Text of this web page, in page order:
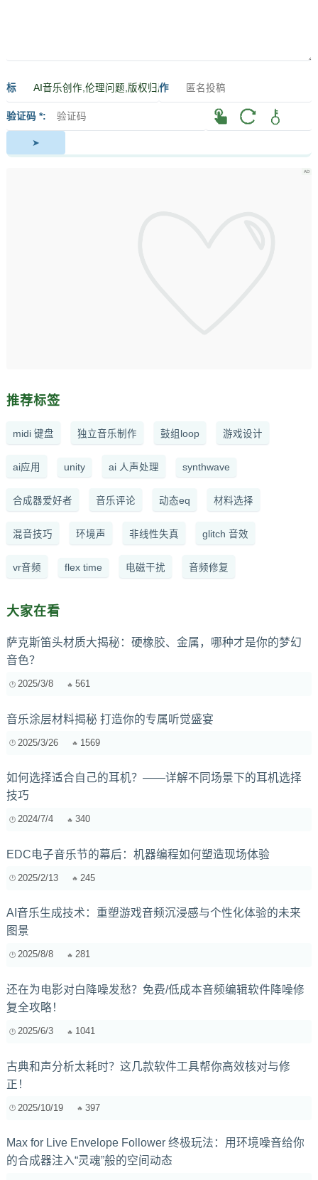
标
签
作
验证码 *
推荐标签
midi 键盘 独立音乐制作 鼓组loop 游戏设计
ai应用 unity ai 人声处理 synthwave
合成器爱好者 音乐评论 动态eq 材料选择
混音技巧 环境声 非线性失真 glitch 音效
vr音频 flex time 电磁干扰 音频修复
大家在看
萨克斯笛头材质大揭秘：硬橡胶、金属，哪种才是你的梦幻
音色？
2025/3/8 561
音乐涂层材料揭秘 打造你的专属听觉盛宴
2025/3/26 1569
如何选择适合自己的耳机？——详解不同场景下的耳机选择
技巧
2024/7/4 340
EDC电子音乐节的幕后：机器编程如何塑造现场体验
2025/2/13 245
AI音乐生成技术：重塑游戏音频沉浸感与个性化体验的未来
图景
2025/8/8 281
还在为电影对白降噪发愁？免费/低成本音频编辑软件降噪修
复全攻略！
2025/6/3 1041
古典和声分析太耗时？这几款软件工具帮你高效核对与修
正！
2025/10/19 397
Max for Live Envelope Follower 终极玩法：用环境噪音给你
的合成器注入“灵魂”般的空间动态